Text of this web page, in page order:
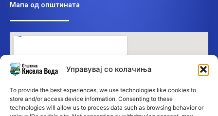
Управувај со колачиња
To provide the best experiences, we use technologies like cookies to
store and/or access device information. Consenting to these
technologies will allow us to process data such as browsing behavior or
Мапа од општината